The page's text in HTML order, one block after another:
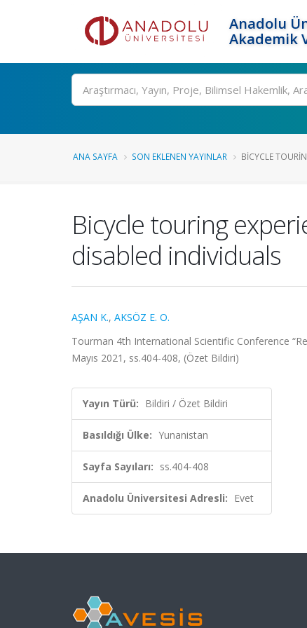
Anadolu
Akademik
Ara
ANA SAYFA SON EKLENEN YAYINLAR BICYCLE
Bicycle touring
disabled individuals
AŞAN K., AKSÖZ E. O.
Tourman 4th International Scientific Conference
Mayıs 2021, ss.404-408, (Özet Bildiri)
Yayın Türü: Bildiri / Özet Bildiri
Basıldığı Ülke: Yunanistan
Sayfa Sayıları: ss.404-408
Anadolu Üniversitesi Adresli: Evet